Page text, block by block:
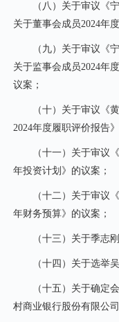
（八）关于审议《宁
关于董事会成员2024年
（九）关于审议《宁
关于监事会成员2024年
议案；
（十）关于审议《黄
2024年度履职评价报告
（十一）关于审议《
年投资计划》的议案；
（十二）关于审议《
年财务预算》的议案；
（十三）关于季志刚
（十四）关于选举吴
（十五）关于确定会
村商业银行股份有限公